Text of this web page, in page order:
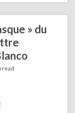
» du
read